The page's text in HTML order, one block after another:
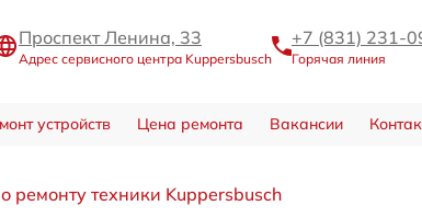
Проспект Ленина, 33
Адрес сервисного центра Kuppersbusch
+7 (831) 231-
Горячая линия
устройств Цена ремонта Вакансии
ремонту техники Kuppersbusch